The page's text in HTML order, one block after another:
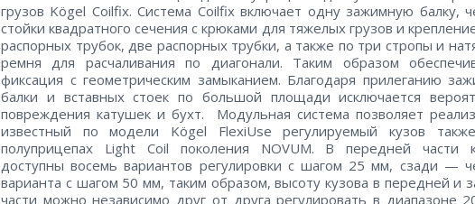
грузов Kögel Coilfix. Система Coilfix включает одну зажимную балку,
стойки квадратного сечения с крюками для тяжелых грузов и
распорных трубок, две распорных трубки, а также по три стропы и
ремня для расчаливания по диагонали. Таким образом
фиксация с геометрическим замыканием. Благодаря прилеганию
балки и вставных стоек по большой площади исключается
повреждения катушек и бухт. Модульная система позволяет
известный по модели Kögel FlexiUse регулируемый кузов
полуприцепах Light Coil поколения NOVUM. В передней части
доступны восемь вариантов регулировки с шагом 25 мм, сзади —
варианта с шагом 50 мм, таким образом, высоту кузова в передней и
части можно независимо друг от друга регулировать в диапазоне